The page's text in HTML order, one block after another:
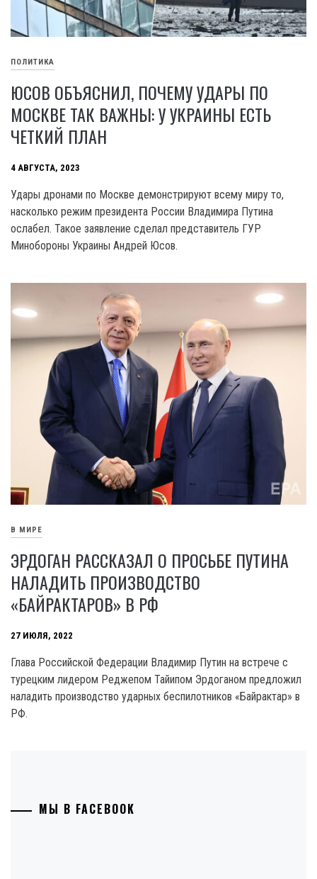
ПОЛИТИКА
ЮСОВ ОБЪЯСНИЛ, ПОЧЕМУ УДАРЫ ПО
МОСКВЕ ТАК ВАЖНЫ: У УКРАИНЫ ЕСТЬ
ЧЕТКИЙ ПЛАН
4 АВГУСТА, 2023
Удары дронами по Москве демонстрируют всему миру то,
насколько режим президента России Владимира Путина
ослабел. Такое заявление сделал представитель ГУР
Минобороны Украины Андрей Юсов.
В МИРЕ
ЭРДОГАН РАССКАЗАЛ О ПРОСЬБЕ ПУТИНА
НАЛАДИТЬ ПРОИЗВОДСТВО
«БАЙРАКТАРОВ» В РФ
27 ИЮЛЯ, 2022
Глава Российской Федерации Владимир Путин на встрече с
турецким лидером Реджепом Тайипом Эрдоганом предложил
наладить производство ударных беспилотников «Байрактар» в
РФ.
МЫ В FACEBOOK